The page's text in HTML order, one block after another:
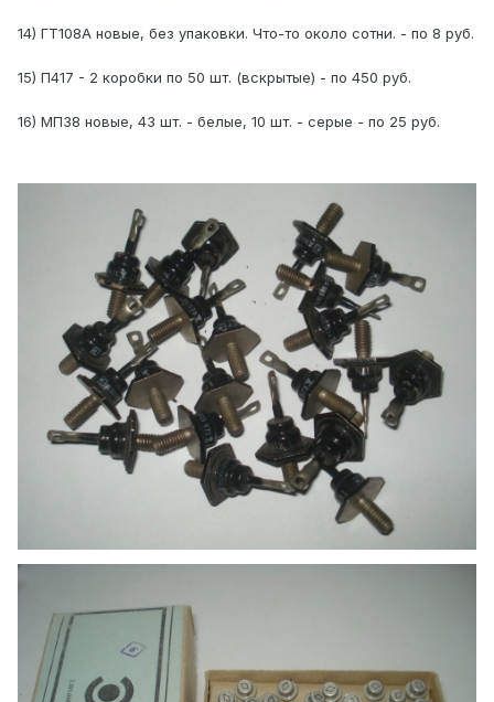
14) ГТ108А новые, без упаковки. Что-то около сотни. - по 8 руб.
15) П417 - 2 коробки по 50 шт. (вскрытые) - по 450 руб.
16) МП38 новые, 43 шт. - белые, 10 шт. - серые - по 25 руб.